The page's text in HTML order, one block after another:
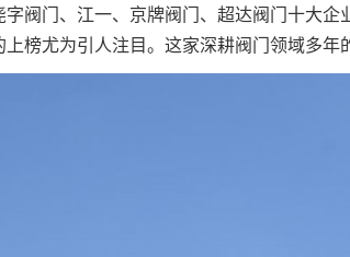
字阀门、江一、京牌阀门、超达阀门十大
榜尤为引人注目。这家深耕阀门领域多年